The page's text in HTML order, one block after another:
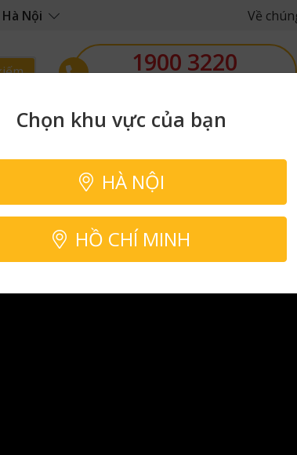
Hà Nội Về
1900 3220
Sushi
Nước sốt và gia
#haisannhapkhau #cahoinauy #cahoituoi
Chọn khu vực của bạn
HÀ NỘI
HỒ CHÍ MINH